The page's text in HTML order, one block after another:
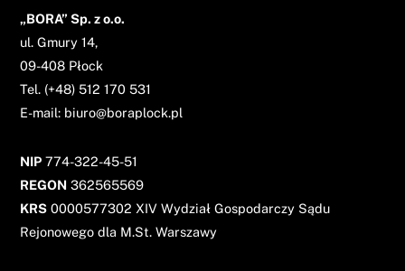
„BORA” Sp. z o.o.
ul. Gmury 14,
09-408 Płock
Tel. (+48) 512 170 531
E-mail: biuro@boraplock.pl
NIP 774-322-45-51
REGON 362565569
KRS 0000577302 XIV Wydział Gospodarczy Sądu
Rejonowego dla M.St. Warszawy